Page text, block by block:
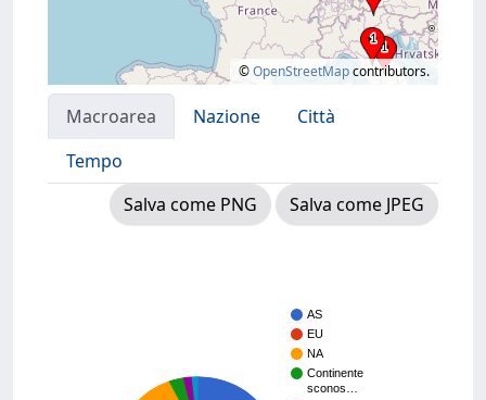
©OpenStreetMapcontributors.
Macroarea Nazione
Città
Tempo
Salva come PNG
Salva come JPEG
AS
EU
NA
Continente
sconos…